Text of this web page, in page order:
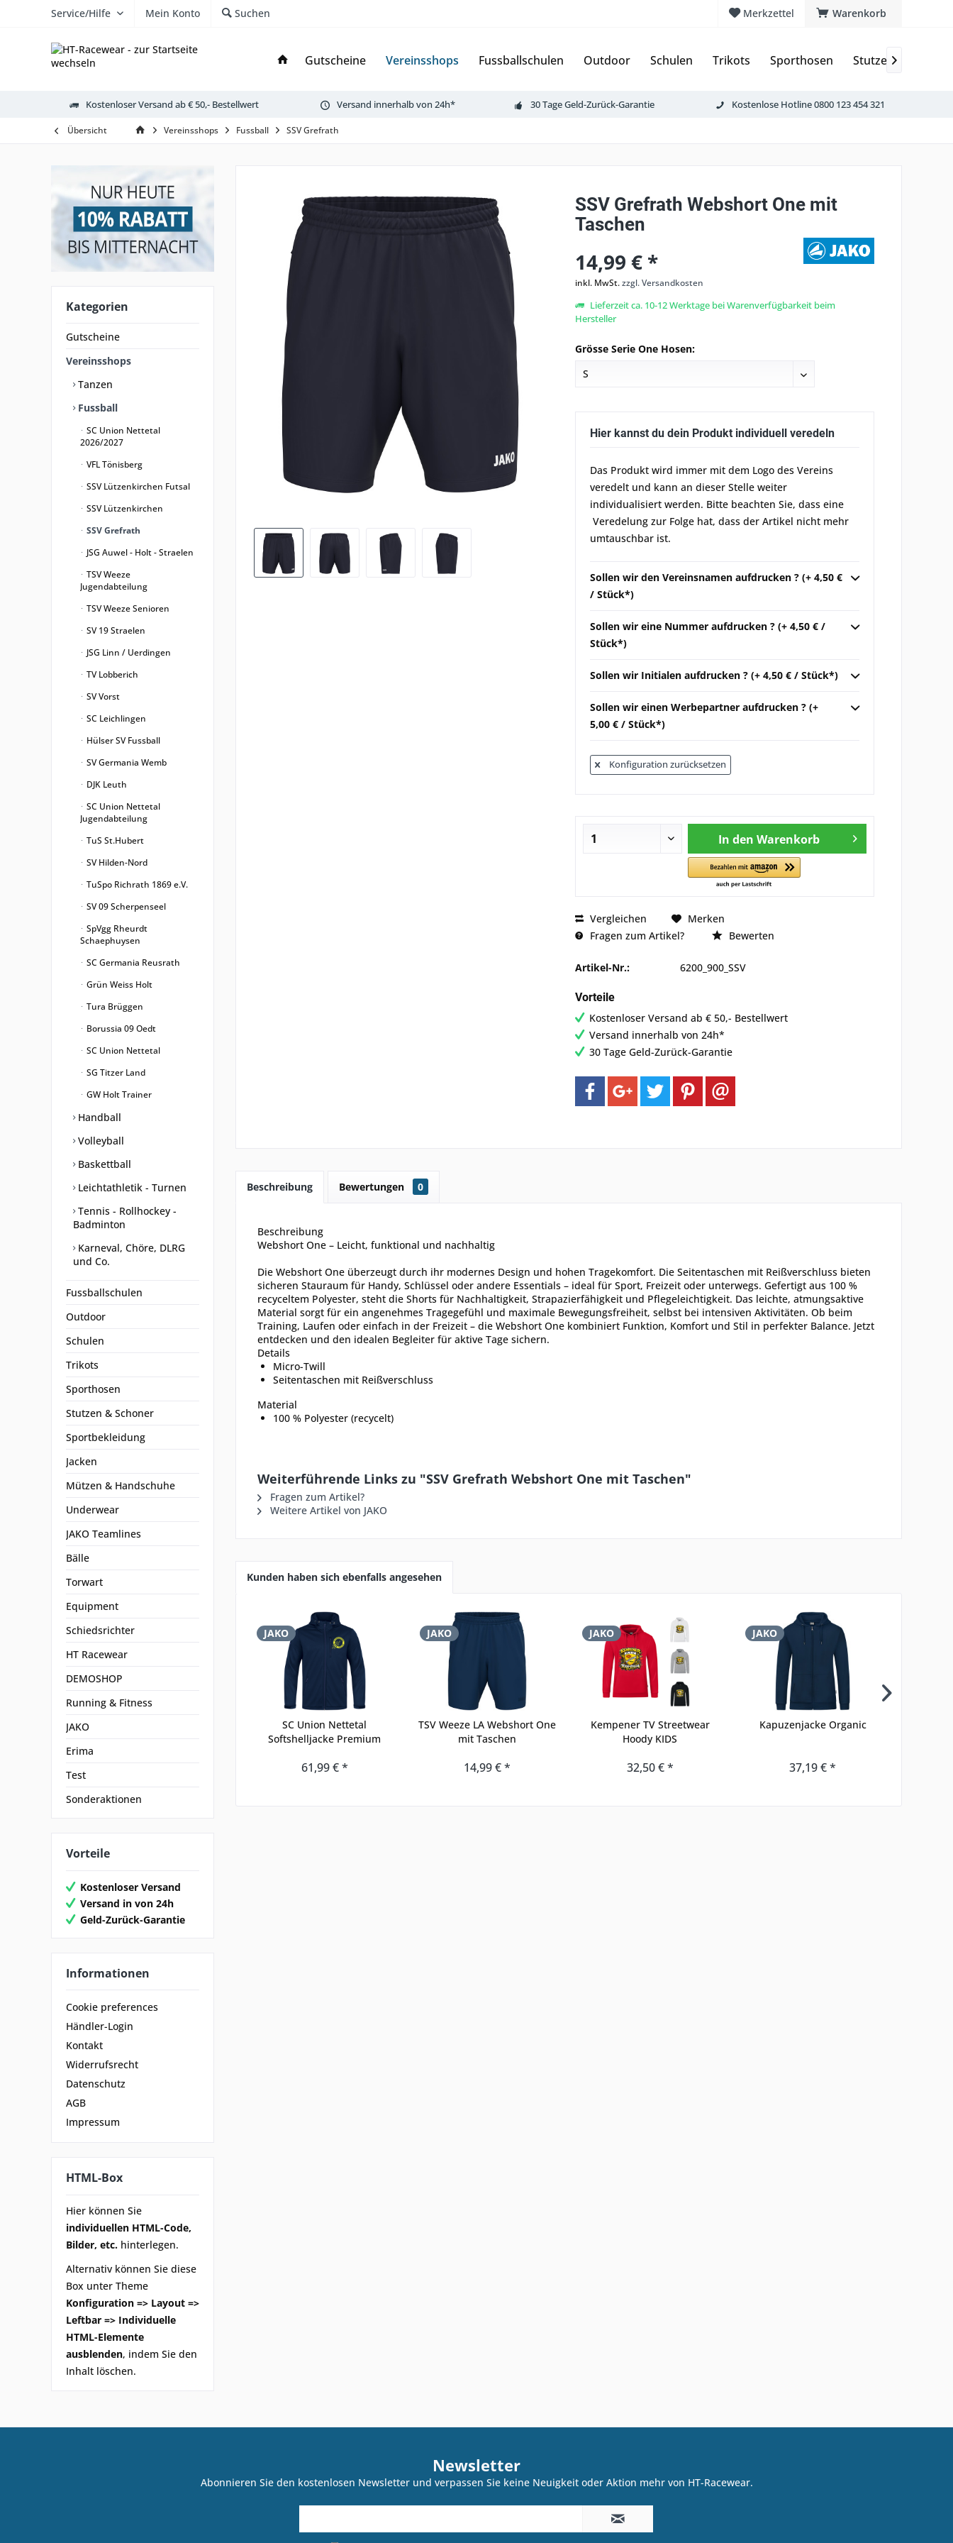
Warenkorb
Merkzettel
Service/Hilfe Mein Konto Suchen
Gutscheine Vereinsshops Fussballschulen Outdoor Schulen Trikots Sporthosen Stutzen & Schoner

Kostenloser Versand ab € 50,- Bestellwert Versand innerhalb von 24h* 30 Tage Geld-Zurück-Garantie Kostenlose Hotline 0800 123 454 321
Übersicht Vereinsshops Fussball SSV Grefrath
Kategorien
Gutscheine
Vereinsshops
Tanzen
Fussball
SC Union Nettetal
2026/2027
VFL Tönisberg
SSV Lützenkirchen Futsal
SSV Lützenkirchen
SSV Grefrath
JSG Auwel - Holt - Straelen
TSV Weeze
Jugendabteilung
TSV Weeze Senioren
SV 19 Straelen
JSG Linn / Uerdingen
TV Lobberich
SV Vorst
SC Leichlingen
Hülser SV Fussball
SV Germania Wemb
DJK Leuth
SC Union Nettetal
Jugendabteilung
TuS St.Hubert
SV Hilden-Nord
TuSpo Richrath 1869 e.V.
SV 09 Scherpenseel
SpVgg Rheurdt
Schaephuysen
SC Germania Reusrath
Grün Weiss Holt
Tura Brüggen
Borussia 09 Oedt
SC Union Nettetal
SG Titzer Land
GW Holt Trainer
Handball
Volleyball
Baskettball
Leichtathletik - Turnen
Tennis - Rollhockey -
Badminton
Karneval, Chöre, DLRG
und Co.
Fussballschulen
Outdoor
Schulen
Trikots
Sporthosen
Stutzen & Schoner
Sportbekleidung
Jacken
Mützen & Handschuhe
Underwear
JAKO Teamlines
Bälle
Torwart
Equipment
Schiedsrichter
HT Racewear
DEMOSHOP
Running & Fitness
JAKO
Erima
Test
Sonderaktionen
Vorteile
Kostenloser Versand
Versand in von 24h
Geld-Zurück-Garantie
Informationen
Cookie preferences
Händler-Login
Kontakt
Widerrufsrecht
Datenschutz
AGB
Impressum
HTML-Box
Hier können Sie
individuellen HTML-Code,
Bilder, etc. hinterlegen.
Alternativ können Sie diese
Box unter Theme
Konfiguration => Layout =>
Leftbar => Individuelle
HTML-Elemente
ausblenden, indem Sie den
Inhalt löschen.
SSV Grefrath Webshort One mit
Taschen
14,99 € *
inkl. MwSt.zzgl. Versandkosten
Lieferzeit ca. 10-12 Werktage bei Warenverfügbarkeit beim
Hersteller
Grösse Serie One Hosen:
Hier kannst du dein Produkt individuell veredeln
Das Produkt wird immer mit dem Logo des Vereins
veredelt und kann an dieser Stelle weiter
individualisiert werden. Bitte beachten Sie, dass eine
Veredelung zur Folge hat, dass der Artikel nicht mehr
umtauschbar ist.
Sollen wir den Vereinsnamen aufdrucken ? (+ 4,50 €
/ Stück*)
Sollen wir eine Nummer aufdrucken ? (+ 4,50 € /
Stück*)
Sollen wir Initialen aufdrucken ? (+ 4,50 € / Stück*)
Sollen wir einen Werbepartner aufdrucken ? (+
5,00 € / Stück*)
Konfiguration zurücksetzen
In den Warenkorb
Vergleichen
Merken
Fragen zum Artikel?
Bewerten
Artikel-Nr.: 6200_900_SSV
Vorteile
Kostenloser Versand ab € 50,- Bestellwert
Versand innerhalb von 24h*
30 Tage Geld-Zurück-Garantie
Beschreibung Bewertungen 0
Beschreibung
Webshort One – Leicht, funktional und nachhaltig
Die Webshort One überzeugt durch ihr modernes Design und hohen Tragekomfort. Die Seitentaschen mit Reißverschluss bieten
sicheren Stauraum für Handy, Schlüssel oder andere Essentials – ideal für Sport, Freizeit oder unterwegs. Gefertigt aus 100 %
recyceltem Polyester, steht die Shorts für Nachhaltigkeit, Strapazierfähigkeit und Pflegeleichtigkeit. Das leichte, atmungsaktive
Material sorgt für ein angenehmes Tragegefühl und maximale Bewegungsfreiheit, selbst bei intensiven Aktivitäten. Ob beim
Training, Laufen oder einfach in der Freizeit – die Webshort One kombiniert Funktion, Komfort und Stil in perfekter Balance. Jetzt
entdecken und den idealen Begleiter für aktive Tage sichern.
Details
Micro-Twill
Seitentaschen mit Reißverschluss
Material
100 % Polyester (recycelt)
Weiterführende Links zu "SSV Grefrath Webshort One mit Taschen"
Fragen zum Artikel?
Weitere Artikel von JAKO
Kunden haben sich ebenfalls angesehen
JAKO
SC Union Nettetal
Softshelljacke Premium
61,99 € *
JAKO
TSV Weeze LA Webshort One
mit Taschen
14,99 € *
JAKO
Kempener TV Streetwear
Hoody KIDS
32,50 € *
JAKO
Kapuzenjacke Organic
37,19 € *
Newsletter
Abonnieren Sie den kostenlosen Newsletter und verpassen Sie keine Neuigkeit oder Aktion mehr von HT-Racewear.